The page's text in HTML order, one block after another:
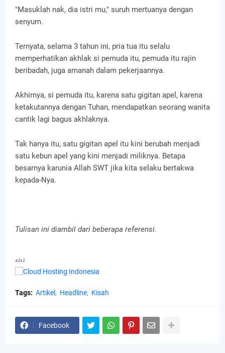
"Masuklah nak, dia istri mu," suruh mertuanya dengan
senyum.
Ternyata, selama 3 tahun ini, pria tua itu selalu
memperhatikan akhlak si pemuda itu, pemuda itu rajin
beribadah, juga amanah dalam pekerjaannya.
Akhirnya, si pemuda itu, karena satu gigitan apel, karena
ketakutannya dengan Tuhan, mendapatkan seorang wanita
cantik lagi bagus akhlaknya.
Tak hanya itu, satu gigitan apel itu kini berubah menjadi
satu kebun apel yang kini menjadi miliknya. Betapa
besarnya karunia Allah SWT jika kita selaku bertakwa
kepada-Nya.
Tulisan ini diambil dari beberapa referensi.
ads2
Tags: Artikel Headline Kisah
Facebook